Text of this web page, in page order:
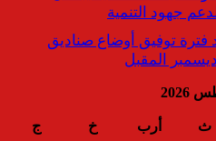
جهود التنمية
فترة توفيق أوضاع صناديق
2026
ث أرب خ
ج